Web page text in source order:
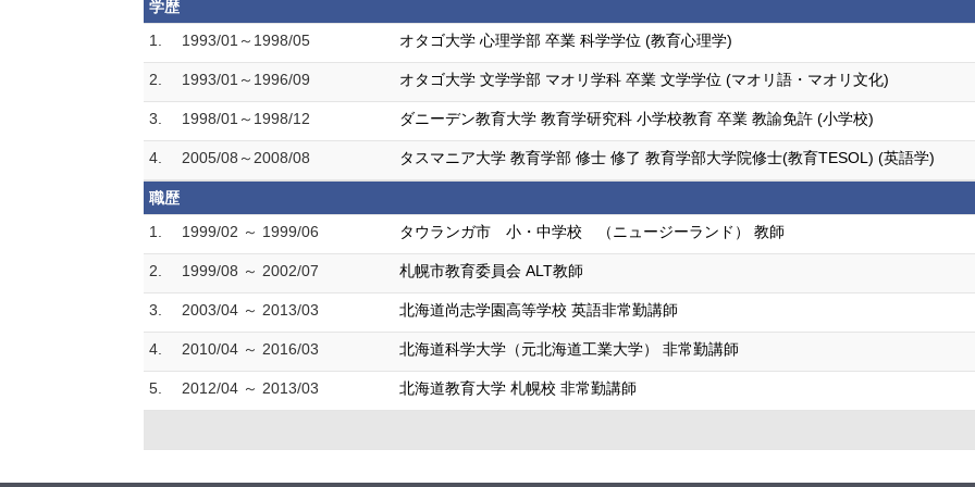
学歴
1.
1993/01～1998/05 オタゴ大学 心理学部 卒業 科学学位 (教育心理学)
2. 1993/01～1996/09 オタゴ大学 文学学部 マオリ学科 卒業 文学学位 (マオリ語・マオリ文化)
3. 1998/01～1998/12 ダニーデン教育大学 教育学研究科 小学校教育 卒業 教諭免許 (小学校)
4. 2005/08～2008/08 タスマニア大学 教育学部 修士 修了 教育学部大学院修士(教育TESOL) (英語学)
職歴
1.
1999/02 ～ 1999/06 タウランガ市 小・中学校 （ニュージーランド） 教師
2. 1999/08 ～ 2002/07 札幌市教育委員会 ALT教師
3. 2003/04 ～ 2013/03 北海道尚志学園高等学校 英語非常勤講師
4. 2010/04 ～ 2016/03 北海道科学大学（元北海道工業大学） 非常勤講師
5. 2012/04 ～ 2013/03 北海道教育大学 札幌校 非常勤講師